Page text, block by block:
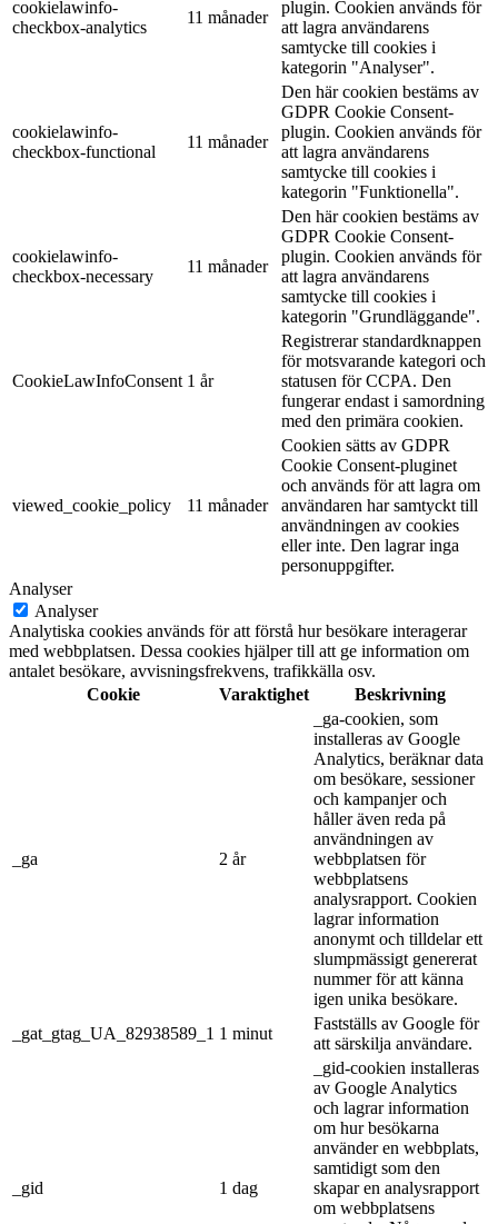
cookielawinfo-
checkbox-analytics
11 månader
plugin. Cookien används för
att lagra användarens
samtycke till cookies i
kategorin "Analyser".
cookielawinfo-
checkbox-functional
11 månader
Den här cookien bestäms av
GDPR Cookie Consent-
plugin. Cookien används för
att lagra användarens
samtycke till cookies i
kategorin "Funktionella".
cookielawinfo-
checkbox-necessary
11 månader
Den här cookien bestäms av
GDPR Cookie Consent-
plugin. Cookien används för
att lagra användarens
samtycke till cookies i
kategorin "Grundläggande".
CookieLawInfoConsent 1 år
Registrerar standardknappen
för motsvarande kategori och
statusen för CCPA. Den
fungerar endast i samordning
med den primära cookien.
viewed_cookie_policy 11 månader
Cookien sätts av GDPR
Cookie Consent-pluginet
och används för att lagra om
användaren har samtyckt till
användningen av cookies
eller inte. Den lagrar inga
personuppgifter.
Analyser
Analyser
Analytiska cookies används för att förstå hur besökare interagerar
med webbplatsen. Dessa cookies hjälper till att ge information om
antalet besökare, avvisningsfrekvens, trafikkälla osv.
Cookie
Varaktighet Beskrivning
_ga 2 år
_ga-cookien, som
installeras av Google
Analytics, beräknar data
om besökare, sessioner
och kampanjer och
håller även reda på
användningen av
webbplatsen för
webbplatsens
analysrapport. Cookien
lagrar information
anonymt och tilldelar ett
slumpmässigt genererat
nummer för att känna
igen unika besökare.
_gat_gtag_UA_82938589_1 1 minut
Fastställs av Google för
att särskilja användare.
_gid 1 dag
_gid-cookien installeras
av Google Analytics
och lagrar information
om hur besökarna
använder en webbplats,
samtidigt som den
skapar en analysrapport
om webbplatsens